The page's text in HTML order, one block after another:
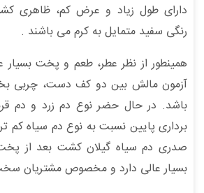
دارای طول زیاد و عرض کم، ظاهری
رنگی سفید متمایل به کرم می باشند .
همینطور از نظر عطر، طعم و پخت بسیار
آزمون مالش بین دو کف دست، چربی
باشد. در حال حضر نوع دم زرد و دم
برداری پایین نسبت به نوع دم سیاه کم
صدری دم سیاه گیلان کشت بعد از
بسیار عالی دارد و مخصوص مشتریان